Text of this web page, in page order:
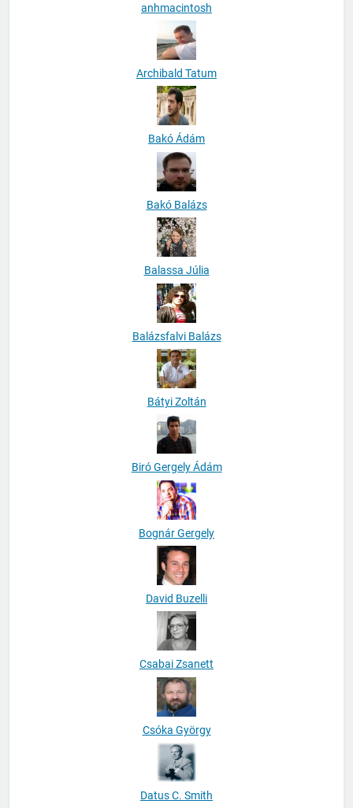
anhmacintosh
Archibald Tatum
Bakó Ádám
Bakó Balázs
Balassa Júlia
Balázsfalvi Balázs
Bátyi Zoltán
Biró Gergely Ádám
Bognár Gergely
David Buzelli
Csabai Zsanett
Csóka György
Datus C. Smith